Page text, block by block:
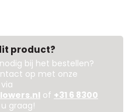
product?
bij het bestellen?
op met onze
of +31 6 8300
graag!